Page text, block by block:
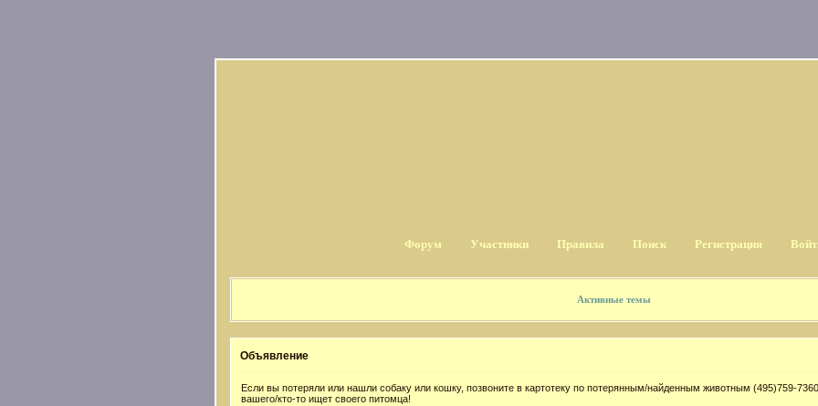
Форум Участники Правила Поиск Регистрация
Активные темы
Объявление
Если вы потеряли или нашли собаку или кошку, позвоните в картотеку по потерянным/найденным животным (495)759-
вашего/кто-то ищет своего питомца!